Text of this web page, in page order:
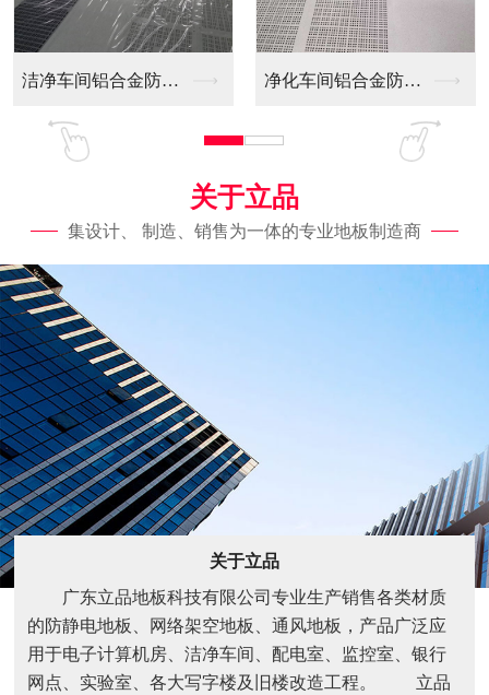
净化车间铝合金防静电... 全铝防静电地板
关于立品
集设计、 制造、销售为一体的专业地板制造商
关于立品
广东立品地板科技有限公司专业生产销售各类材质
的防静电地板、网络架空地板、通风地板，产品广泛应
用于电子计算机房、洁净车间、配电室、监控室、银行
网点、实验室、各大写字楼及旧楼改造工程。 立品